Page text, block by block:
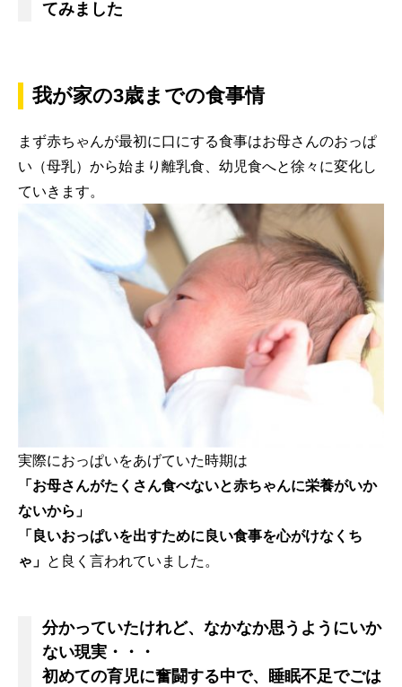
てみました
我が家の3歳までの食事情
まず赤ちゃんが最初に口にする食事はお母さんのおっぱ
い（母乳）から始まり離乳食、幼児食へと徐々に変化し
ていきます。
実際におっぱいをあげていた時期は
「お母さんがたくさん食べないと赤ちゃんに栄養がいか
ないから」
「良いおっぱいを出すために良い食事を心がけなくち
ゃ」 と良く言われていました。
分かっていたけれど、なかなか思うようにいか
ない現実・・・
初めての育児に奮闘する中で、睡眠不足でごは